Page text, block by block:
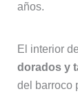
años.
El interior
dorados y
del barroco